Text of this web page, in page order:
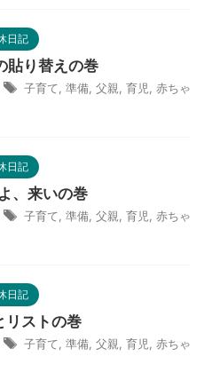
日記
貼り替えの巻
子育て 準備 父親 育児
赤ちゃ
日記
、来いの巻
子育て 準備 父親 育児
赤ちゃ
日記
リストの巻
子育て 準備 父親 育児
赤ちゃ